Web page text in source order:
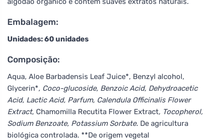
Embalagem:
Unidades: 60 unidades
Composição:
Aqua, Aloe Barbadensis Leaf Juice*, Benzyl alcohol,
Glycerin*, Coco-glucoside, Benzoic Acid, Dehydroacetic
Acid, Lactic Acid, Parfum, Calendula Officinalis Flower
Extract, Chamomilla Recutita Flower Extract, Tocopherol,
Sodium Benzoate, Potassium Sorbate. De agricultura
biológica controlada. **De origem vegetal